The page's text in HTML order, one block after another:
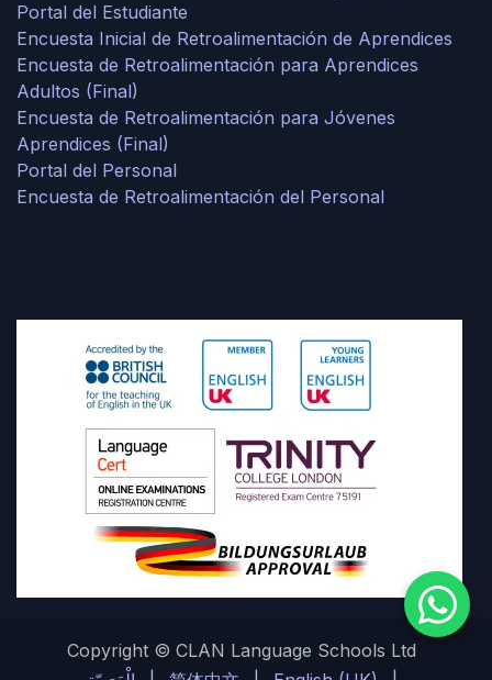
Portal del Estudiante
Encuesta Inicial de Retroalimentación de Aprendices
Encuesta de Retroalimentación para Aprendices
Adultos (Final)
Encuesta de Retroalimentación para Jóvenes
Aprendices (Final)
Portal del Personal
Encuesta de Retroalimentación del Personal
Copyright © CLAN Language Schools Ltd